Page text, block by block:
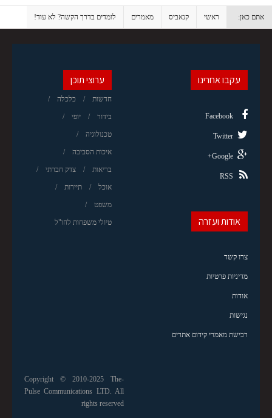
אתם כאן: ראשי קנאביס מאמרים לומדים בדרך הקשה? לא עוד!
ערוצי תוכן
חדשות כלכלה
בידור יופי
טכנולוגיה
איכות הסביבה
בריאות צדק חברתי
אוכל תיירות
משפט
טיולי משפחות לחו"ל
עקבו אחרינו
Facebook
Twitter
Google+
RSS
אודות ועזרה
צרו קשר
מדיניות פרטיות
אודות
נגישות
רכישת מאמרי קידום אתרים
Copyright © 2010-2025 The-
Pulse Communications LTD. All
rights reserved